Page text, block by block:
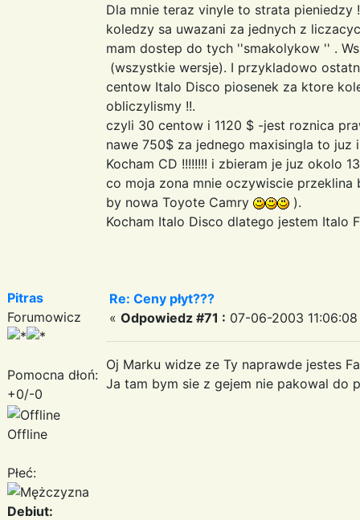
Dla mnie teraz vinyle to strata pieniedzy
koledzy sa uwazani za jednych z
mam dostep do tych ''smakolykow '' .
(wszystkie wersje). I przykladowo
centow Italo Disco piosenek za ktore
obliczylismy !!.
czyli 30 centow i 1120 $ -jest roznica
nawe 750$ za jednego maxisingla to juz
Kocham CD !!!!!!!! i zbieram je juz okolo
co moja zona mnie oczywiscie
by nowa Toyote Camry
).
Kocham Italo Disco dlatego jestem Italo
Pitras
Forumowicz
Pomocna dłoń:
+0/-0
Offline
Płeć:
Debiut:
Re: Ceny płyt???
« Odpowiedz #71 : 07-06-2003
Oj Marku widze ze Ty naprawde jestes
Ja tam bym sie z gejem nie pakowal do